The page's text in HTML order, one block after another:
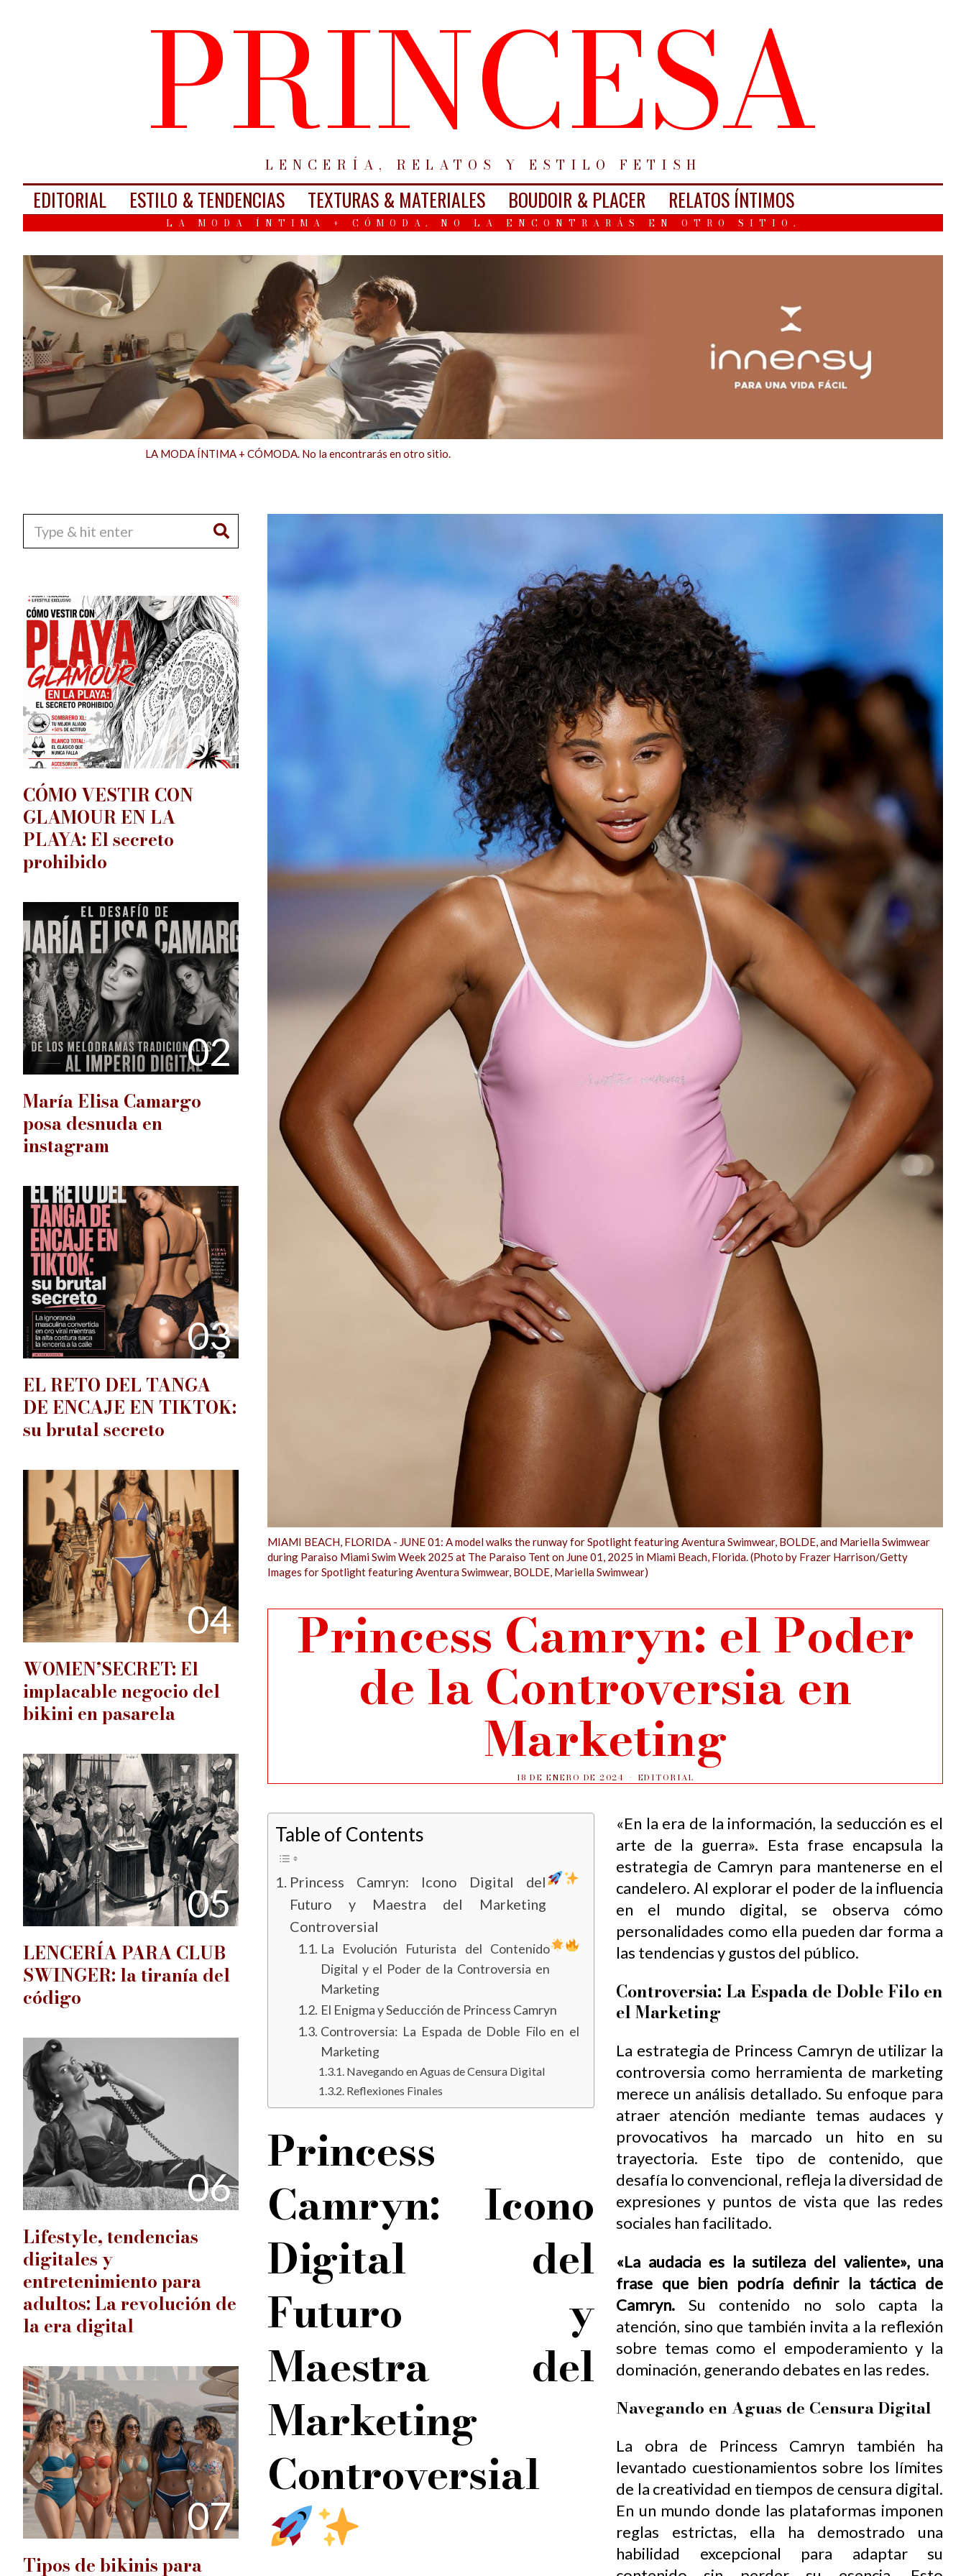
PRINCESA
LENCERÍA, RELATOS Y ESTILO FETISH
EDITORIAL ESTILO & TENDENCIAS TEXTURAS & MATERIALES BOUDOIR & PLACER RELATOS ÍNTIMOS
LA MODA ÍNTIMA + CÓMODA. NO LA ENCONTRARÁS EN OTRO SITIO.
LA MODA ÍNTIMA + CÓMODA. No la encontrarás en otro sitio.
MIAMI BEACH, FLORIDA - JUNE 01: A model walks the runway for Spotlight featuring Aventura Swimwear, BOLDE, and Mariella Swimwear
during Paraiso Miami Swim Week 2025 at The Paraiso Tent on June 01, 2025 in Miami Beach, Florida. (Photo by Frazer Harrison/Getty
Images for Spotlight featuring Aventura Swimwear, BOLDE, Mariella Swimwear)
Princess Camryn: el Poder
de la Controversia en
Marketing
18 DE ENERO DE 2024 EDITORIAL
Table of Contents
Princess Camryn: Icono Digital del
Futuro y Maestra del Marketing
Controversial
La Evolución Futurista del Contenido
Digital y el Poder de la Controversia en
Marketing
El Enigma y Seducción de Princess Camryn
Controversia: La Espada de Doble Filo en el
Marketing
Navegando en Aguas de Censura Digital
Reflexiones Finales
Princess
Camryn: Icono
Digital del
Futuro y
Maestra del
Marketing
«En la era de la información, la seducción es el
arte de la guerra». Esta frase encapsula la
estrategia de Camryn para mantenerse en el
candelero. Al explorar el poder de la influencia
en el mundo digital, se observa cómo
personalidades como ella pueden dar forma a
las tendencias y gustos del público.
Controversia: La Espada de Doble Filo en
el Marketing
La estrategia de Princess Camryn de utilizar la
controversia como herramienta de marketing
merece un análisis detallado. Su enfoque para
atraer atención mediante temas audaces y
provocativos ha marcado un hito en su
trayectoria. Este tipo de contenido, que
desafía lo convencional, refleja la diversidad de
expresiones y puntos de vista que las redes
sociales han facilitado.
«La audacia es la sutileza del valiente», una
frase que bien podría definir la táctica de
Camryn. Su contenido no solo capta la
atención, sino que también invita a la reflexión
sobre temas como el empoderamiento y la
dominación, generando debates en las redes.
Navegando en Aguas de Censura Digital
La obra de Princess Camryn también ha
levantado cuestionamientos sobre los límites
de la creatividad en tiempos de censura digital.
En un mundo donde las plataformas imponen
reglas estrictas, ella ha demostrado una
habilidad excepcional para adaptar su
01
CÓMO VESTIR CON
GLAMOUR EN LA
PLAYA: El secreto
prohibido
02
María Elisa Camargo
posa desnuda en
instagram
03
EL RETO DEL TANGA
DE ENCAJE EN TIKTOK:
su brutal secreto
04
WOMEN’SECRET: El
implacable negocio del
bikini en pasarela
05
LENCERÍA PARA CLUB
SWINGER: la tiranía del
código
06
Lifestyle, tendencias
digitales y
entretenimiento para
adultos: La revolución de
la era digital
07
Tipos de bikinis para